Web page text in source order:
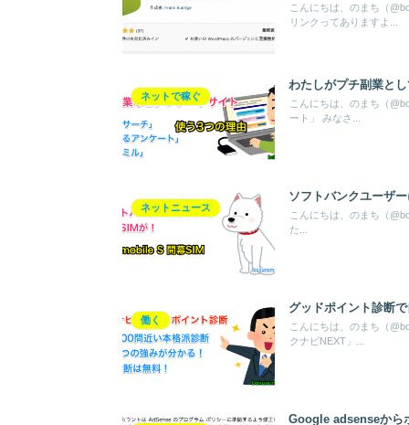
こんにちは、のまち（
リンクってありますよ...
ネットで稼ぐ
わたしがプチ副業と
こんにちは、のまち（
ート」 みなさ...
ネットニュース
ソフトバンクユーザ
こんにちは、のまち（
た...
働く
グッドポイント診断
こんにちは、のまち（
クナビNEXT」...
Google adsenseから